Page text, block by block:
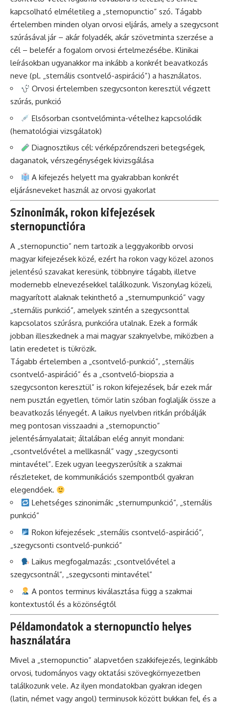
kapcsolható elméletileg a „sternopunctio” szó. Tágabb
értelemben minden olyan orvosi eljárás, amely a szegycsont
szúrásával jár – akár folyadék, akár szövetminta szerzése a
cél – belefér a fogalom orvosi értelmezésébe. Klinikai
leírásokban ugyanakkor ma inkább a konkrét beavatkozás
neve (pl. „sternális csontvelő-aspiráció”) a használatos.
Orvosi értelemben szegycsonton keresztül végzett
szúrás, punkció
Elsősorban csontvelőminta-vételhez kapcsolódik
(hematológiai vizsgálatok)
Diagnosztikus cél: vérképzőrendszeri betegségek,
daganatok, vérszegénységek kivizsgálása
A kifejezés helyett ma gyakrabban konkrét
eljárásneveket használ az orvosi gyakorlat
Szinonimák, rokon kifejezések
sternopunctióra
A „sternopunctio” nem tartozik a leggyakoribb orvosi
magyar kifejezések közé, ezért ha rokon vagy közel azonos
jelentésű szavakat keresünk, többnyire tágabb, illetve
modernebb elnevezésekkel találkozunk. Viszonylag közeli,
magyarított alaknak tekinthető a „sternumpunkció” vagy
„sternális punkció”, amelyek szintén a szegycsonttal
kapcsolatos szúrásra, punkcióra utalnak. Ezek a formák
jobban illeszkednek a mai magyar szaknyelvbe, miközben a
latin eredetet is tükrözik.
Tágabb értelemben a „csontvelő-punkció”, „sternális
csontvelő-aspiráció” és a „csontvelő-biopszia a
szegycsonton keresztül” is rokon kifejezések, bár ezek már
nem pusztán egyetlen, tömör latin szóban foglalják össze a
beavatkozás lényegét. A laikus nyelvben ritkán próbálják
meg pontosan visszaadni a „sternopunctio”
jelentésárnyalatait; általában elég annyit mondani:
„csontvelővétel a mellkasnál” vagy „szegycsonti
mintavétel”. Ezek ugyan leegyszerűsítik a szakmai
részleteket, de kommunikációs szempontból gyakran
elegendőek.
Lehetséges szinonimák: „sternumpunkció”, „sternális
punkció”
Rokon kifejezések: „sternális csontvelő-aspiráció”,
„szegycsonti csontvelő-punkció”
Laikus megfogalmazás: „csontvelővétel a
szegycsontnál”, „szegycsonti mintavétel”
A pontos terminus kiválasztása függ a szakmai
kontextustól és a közönségtől
Példamondatok a sternopunctio helyes
használatára
Mivel a „sternopunctio” alapvetően szakkifejezés, leginkább
orvosi, tudományos vagy oktatási szövegkörnyezetben
találkozunk vele. Az ilyen mondatokban gyakran idegen
(latin, német vagy angol) terminusok között bukkan fel, és a